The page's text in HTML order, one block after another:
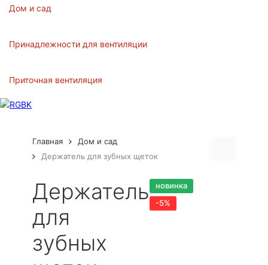
Дом и сад
Принадлежности для вентиляции
Приточная вентиляция
Главная
Дом и сад
Держатель для зубных щеток
Держатель
для
зубных
Бренд: РЖБК
новинка
-5%